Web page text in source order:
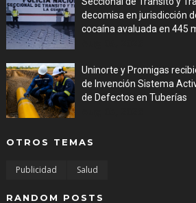
decomisa en jurisdicción
cocaína avaluada en 445
Uninorte y Promigas
de Invención Sistema
de Defectos en Tuberías
OTROS TEMAS
Publicidad Salud
RANDOM POSTS